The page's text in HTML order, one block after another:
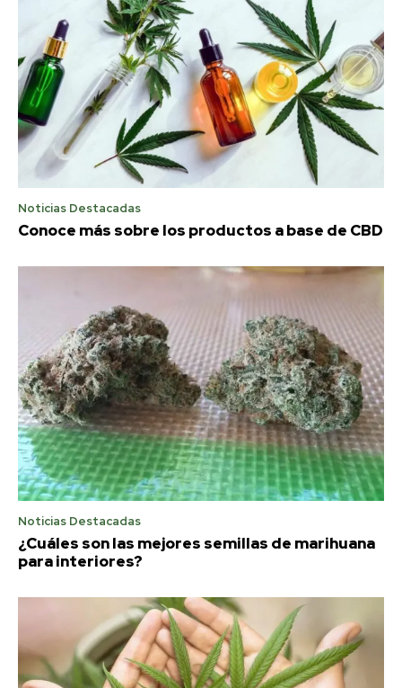
Noticias Destacadas
Conoce más sobre los productos a base de CBD
Noticias Destacadas
¿Cuáles son las mejores semillas de marihuana
para interiores?